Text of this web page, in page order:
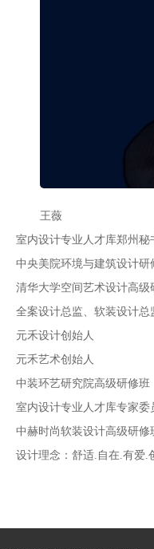
王薇
室内设计专业人才库郑州秘
中央美院环境与建筑设计研
清华大学空间艺术设计高级
全案设计总监、软装设计总
元禾设计创始人
元禾艺术创始人
中装环艺研究院高级研修班
室内设计专业人才库专家委
中赫时尚软装设计高级研修
设计理念：舒适.自在.有爱.